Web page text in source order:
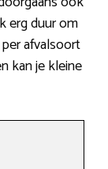
erg duur om
afvalsoort
kan je kleine